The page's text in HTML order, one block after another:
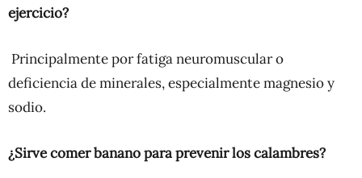
ejercicio?
Principalmente por fatiga neuromuscular o
deficiencia de minerales, especialmente magnesio y
sodio.
¿Sirve comer banano para prevenir los calambres?